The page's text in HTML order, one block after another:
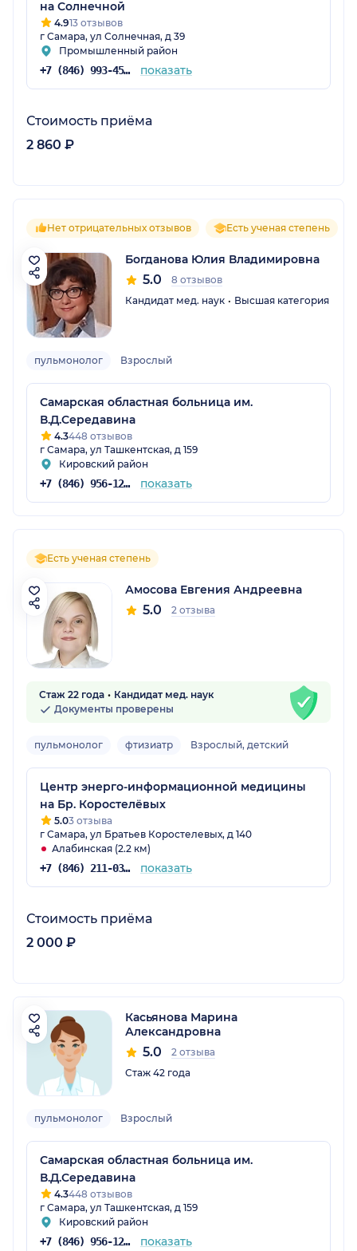
на Солнечной
4.913 отзывов
г Самара, ул Солнечная, д 39
Промышленный район
+7 (846) 993-45-45 показать
Стоимость приёма
2 860 ₽
Нет отрицательных отзывов Есть ученая степень
Богданова Юлия Владимировна
5.0
8 отзывов
Кандидат мед. наук
Высшая категория
пульмонолог Взрослый
Самарская областная больница им.
В.Д.Середавина
4.3448 отзывов
г Самара, ул Ташкентская, д 159
Кировский район
+7 (846) 956-12-15 показать
Есть ученая степень
Амосова Евгения Андреевна
5.0 2 отзыва
Стаж 22 года
Кандидат мед. наук
Документы проверены
пульмонолог фтизиатр Взрослый, детский
Центр энерго-информационной медицины
на Бр. Коростелёвых
5.03 отзыва
г Самара, ул Братьев Коростелевых, д 140
Алабинская (2.2 км)
+7 (846) 211-03-14 показать
Стоимость приёма
2 000 ₽
Касьянова Марина
Александровна
5.0
2 отзыва
Стаж 42 года
пульмонолог Взрослый
Самарская областная больница им.
В.Д.Середавина
4.3448 отзывов
г Самара, ул Ташкентская, д 159
Кировский район
+7 (846) 956-12-15 показать